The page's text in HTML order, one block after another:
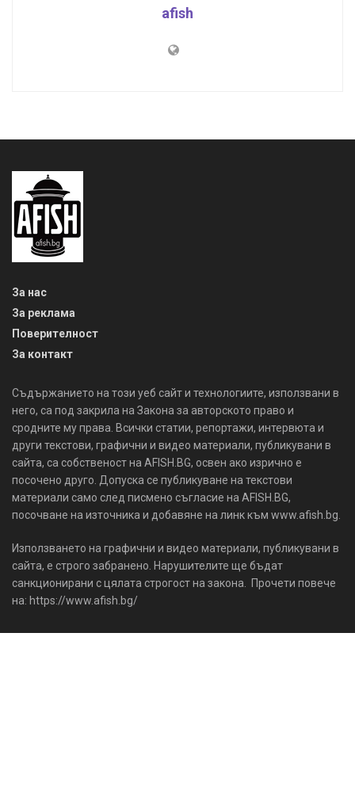
afish
За нас
За реклама
Поверителност
За контакт
Съдържанието на този уеб сайт и технологиите, използвани в
него, са под закрила на Закона за авторското право и
сродните му права. Всички статии, репортажи, интервюта и
други текстови, графични и видео материали, публикувани в
сайта, са собственост на AFISH.BG, освен ако изрично е
посочено друго. Допуска се публикуване на текстови
материали само след писмено съгласие на AFISH.BG,
посочване на източника и добавяне на линк към www.afish.bg.
Използването на графични и видео материали, публикувани в
сайта, е строго забранено. Нарушителите ще бъдат
санкционирани с цялата строгост на закона. Прочети повече
на: https://www.afish.bg/